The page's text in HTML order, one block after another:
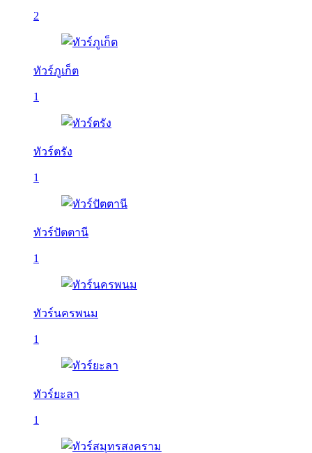
2
ทัวร์ภูเก็ต
1
ทัวร์ตรัง
1
ทัวร์ปัตตานี
1
ทัวร์นครพนม
1
ทัวร์ยะลา
1